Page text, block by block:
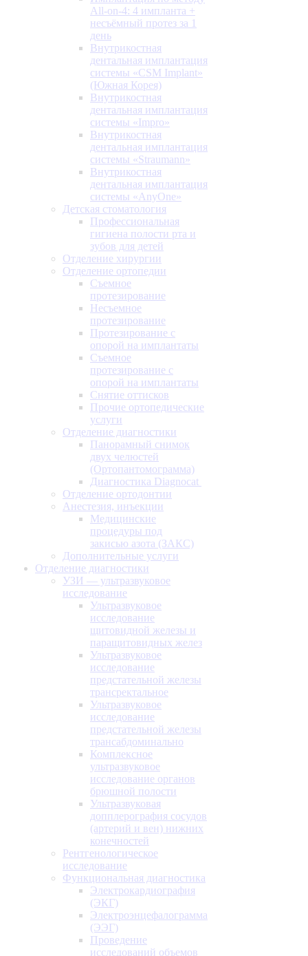
All-on-4: 4 импланта +
несъёмный протез за 1
день
Внутрикостная
дентальная имплантация
системы «CSM Implant»
(Южная Корея)
Внутрикостная
дентальная имплантация
системы «Impro»
Внутрикостная
дентальная имплантация
системы «Straumann»
Внутрикостная
дентальная имплантация
системы «AnyOne»
Детская стоматология
Профессиональная
гигиена полости рта и
зубов для детей
Отделение хирургии
Отделение ортопедии
Съемное
протезирование
Несъемное
протезирование
Протезирование с
опорой на имплантаты
Съемное
протезирование с
опорой на имплантаты
Снятие оттисков
Прочие ортопедические
услуги
Отделение диагностики
Панорамный снимок
двух челюстей
(Ортопантомограмма)
Диагностика Diagnocat
Отделение ортодонтии
Анестезия, инъекции
Медицинские
процедуры под
закисью азота (ЗАКС)
Дополнительные услуги
Отделение диагностики
УЗИ — ультразвуковое
исследование
Ультразвуковое
исследование
щитовидной железы и
паращитовидных желез
Ультразвуковое
исследование
предстательной железы
трансректальное
Ультразвуковое
исследование
предстательной железы
трансабдоминально
Комплексное
ультразвуковое
исследование органов
брюшной полости
Ультразвуковая
допплерография сосудов
(артерий и вен) нижних
конечностей
Рентгенологическое
исследование
Функциональная диагностика
Электрокардиография
(ЭКГ)
Электроэнцефалограмма
(ЭЭГ)
Проведение
исследований объемов